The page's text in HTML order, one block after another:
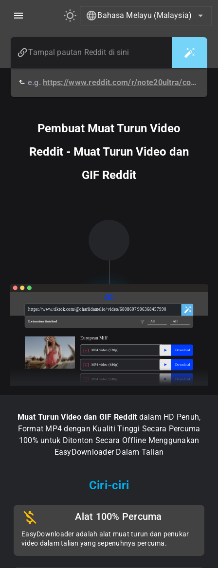
Bahasa Melayu (Malaysia)
e.g. https://www.reddit.com/r/note20ultra/comments/ng3mx3/beach_video/
Pembuat Muat Turun Video
Reddit - Muat Turun Video dan
GIF Reddit
Extraction finished
https://www.tiktok.com/@charlidamelio/video/6808607906368457990
All All
European Milf
MP4 video (720p) Download
MP4 video (480p) Download
MP4 video (240p) Download
Muat Turun Video dan GIF Reddit dalam HD Penuh,
Format MP4 dengan Kualiti Tinggi Secara Percuma
100% untuk Ditonton Secara Offline Menggunakan
EasyDownloader Dalam Talian
Ciri-ciri
Alat 100% Percuma
EasyDownloader adalah alat muat turun dan penukar
video dalam talian yang sepenuhnya percuma.